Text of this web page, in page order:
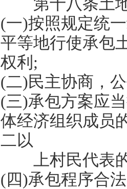
第十八条土
(一)按照规定统
平等地行使承包
权利 ;
(二)民主协商，
(三)承包方案应
体经济组织成员
二以
上村民代表
( 四)承包程序合